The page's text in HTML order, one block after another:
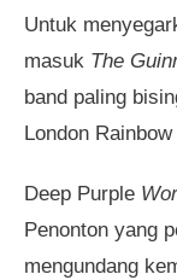
Untuk
masuk The
band paling
London
Deep Purple
Penonton yang
mengundang